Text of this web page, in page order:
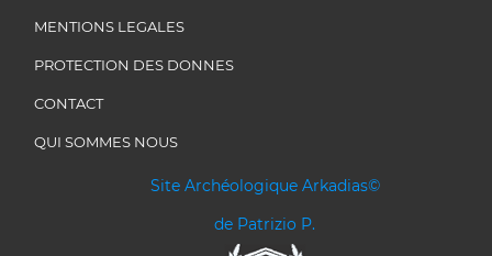
MENTIONS LEGALES
PROTECTION DES DONNES
CONTACT
QUI SOMMES NOUS
Site Archéologique Arkadias©
de Patrizio P.